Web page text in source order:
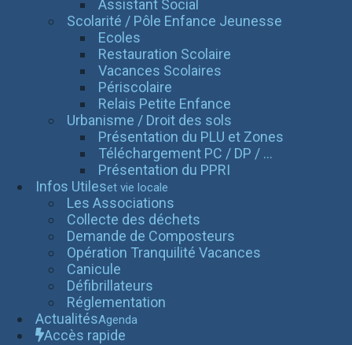
Assistant Social
Scolarité / Pôle Enfance Jeunesse
Ecoles
Restauration Scolaire
Vacances Scolaires
Périscolaire
Relais Petite Enfance
Urbanisme / Droit des sols
Présentation du PLU et Zones
Téléchargement PC / DP / ...
Présentation du PPRI
Infos Utileset vie locale
Les Associations
Collecte des déchets
Demande de Composteurs
Opération Tranquilité Vacances
Canicule
Défibrillateurs
Réglementation
ActualitésAgenda
Accès rapide